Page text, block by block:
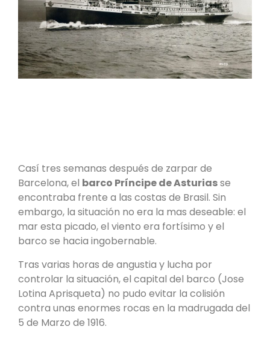
Casí tres semanas después de zarpar de
Barcelona, el barco Príncipe de Asturiasse
encontraba frente a las costas de Brasil. Sin
embargo, la situación no era la mas deseable: el
mar esta picado, el viento era fortísimo y el
barco se hacia ingobernable.
Tras varias horas de angustia y lucha por
controlar la situación, el capital del barco (Jose
Lotina Aprisqueta) no pudo evitar la colisión
contra unas enormes rocas en la madrugada del
5 de Marzo de 1916.